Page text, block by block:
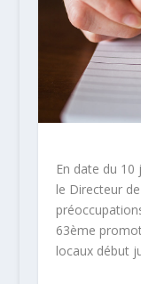
En date du 10
le Directeur
63ème
locaux début